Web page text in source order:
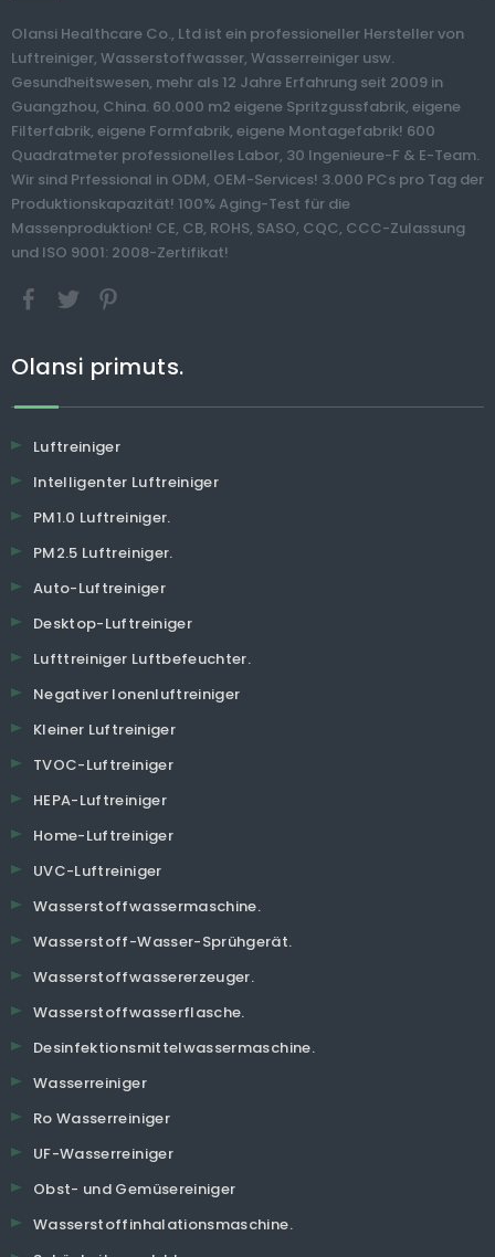
Olansi Healthcare Co., Ltd ist ein professioneller Hersteller von
Luftreiniger, Wasserstoffwasser, Wasserreiniger usw.
Gesundheitswesen, mehr als 12 Jahre Erfahrung seit 2009 in
Guangzhou, China. 60.000 m2 eigene Spritzgussfabrik, eigene
Filterfabrik, eigene Formfabrik, eigene Montagefabrik! 600
Quadratmeter professionelles Labor, 30 Ingenieure-F & E-Team.
Wir sind Prfessional in ODM, OEM-Services! 3.000 PCs pro Tag der
Produktionskapazität! 100% Aging-Test für die
Massenproduktion! CE, CB, ROHS, SASO, CQC, CCC-Zulassung
und ISO 9001: 2008-Zertifikat!
Olansi primuts.
Luftreiniger
Intelligenter Luftreiniger
PM1.0 Luftreiniger.
PM2.5 Luftreiniger.
Auto-Luftreiniger
Desktop-Luftreiniger
Lufttreiniger Luftbefeuchter.
Negativer Ionenluftreiniger
Kleiner Luftreiniger
TVOC-Luftreiniger
HEPA-Luftreiniger
Home-Luftreiniger
UVC-Luftreiniger
Wasserstoffwassermaschine.
Wasserstoff-Wasser-Sprühgerät.
Wasserstoffwassererzeuger.
Wasserstoffwasserflasche.
Desinfektionsmittelwassermaschine.
Wasserreiniger
Ro Wasserreiniger
UF-Wasserreiniger
Obst- und Gemüsereiniger
Wasserstoffinhalationsmaschine.